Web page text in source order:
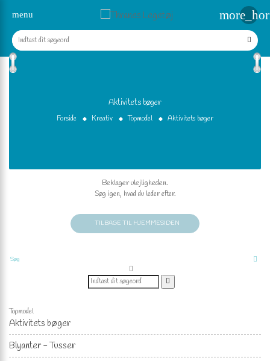
menu
Aktivitets bøger
Forside Kreativ Topmodel Aktivitets bøger
Topmodel
Aktivitets bøger
Blyanter - Tusser
Beklager ulejligheden.
Søg igen, hvad du leder efter.
TILBAGE TIL HJEMMESIDEN